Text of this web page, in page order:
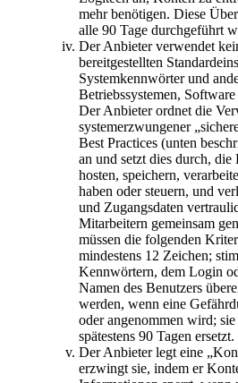
mehr benötigen. Diese
alle 90 Tage durchgeführt
Der Anbieter verwendet
bereitgestellten
Systemkennwörter und
Betriebssystemen,
Der Anbieter ordnet die
systemerzwungener
Best Practices (unten
an und setzt dies durch,
hosten, speichern,
haben oder steuern, und
und Zugangsdaten
Mitarbeitern gemeinsam
müssen die folgenden
mindestens 12 Zeichen;
Kennwörtern, dem Login
Namen des Benutzers
werden, wenn eine
oder angenommen wird;
spätestens 90 Tagen ersetzt.
Der Anbieter legt eine
erzwingt sie, indem er